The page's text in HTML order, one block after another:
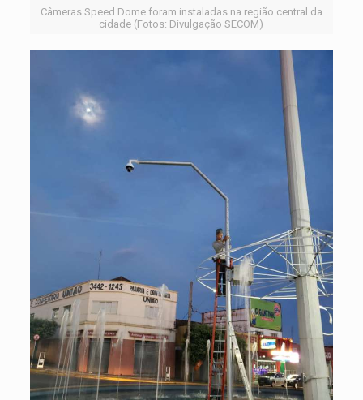
Câmeras Speed Dome foram instaladas na região central da
cidade (Fotos: Divulgação SECOM)